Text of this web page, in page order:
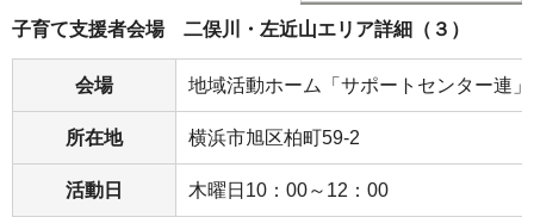
子育て支援者会場 二俣川・左近山エリア詳細（３）
会場 地域活動ホーム「サポートセンター連」
所在地 横浜市旭区柏町59-2
活動日 木曜日10：00～12：00